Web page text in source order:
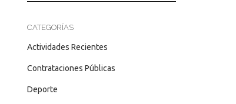
CATEGORÍAS
Actividades Recientes
Contrataciones Públicas
Deporte